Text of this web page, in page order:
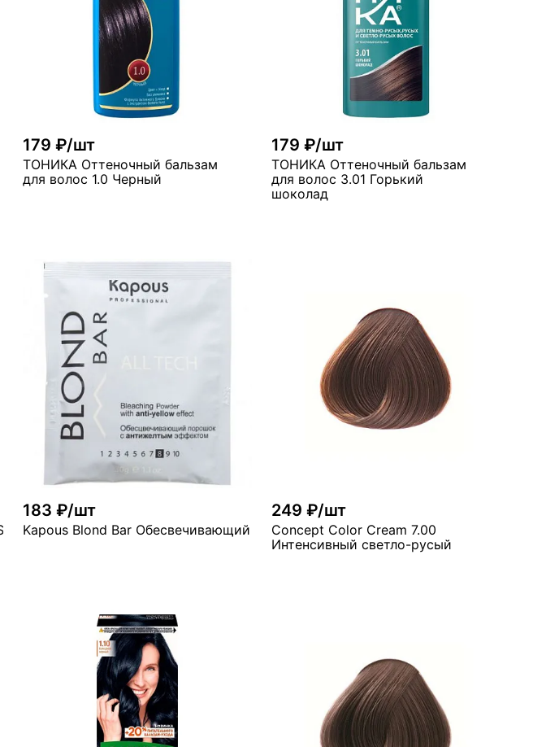
179 ₽/шт
ТОНИКА Оттеночный бальзам
для волос 1.0 Черный
В корзину
много
179 ₽/шт
ТОНИКА Оттеночный бальзам
для волос 3.01 Горький
шоколад
В корзину
много
2.2 Перламутровый Черный
183 ₽/шт
Kapous Blond Bar Обесвечивающий порошок 30 гр с антижелтым эффектом
В корзину
249 ₽/шт
Concept Color Cream 7.00
Интенсивный светло-русый
В корзину
много